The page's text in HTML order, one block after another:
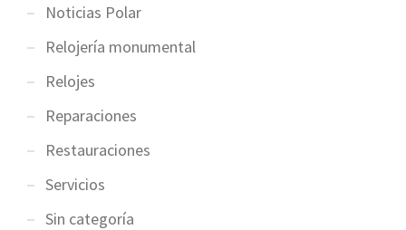
Noticias Polar
Relojería monumental
Relojes
Reparaciones
Restauraciones
Servicios
Sin categoría